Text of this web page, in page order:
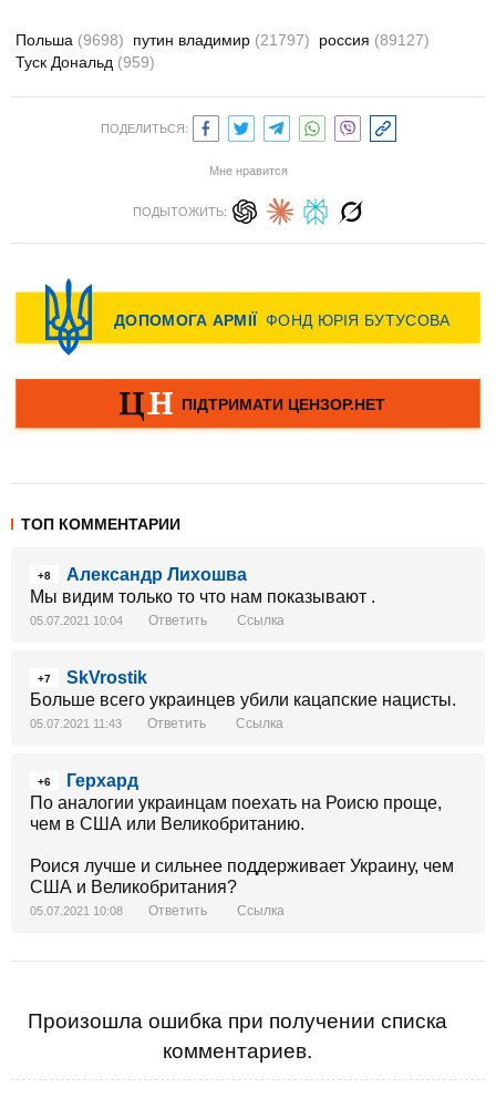
Польша (9698) путин владимир (21797) россия (89127)
Туск Дональд (959)
ПОДЕЛИТЬСЯ:
Мне нравится
ПОДЫТОЖИТЬ:
ТОП КОММЕНТАРИИ
+8
Александр Лихошва
Мы видим только то что нам показывают .
05.07.2021 10:04 Ответить Ссылка
+7
SkVrostik
Больше всего украинцев убили кацапские нацисты.
05.07.2021 11:43 Ответить Ссылка
+6
Герхард
По аналогии украинцам поехать на Роисю проще,
чем в США или Великобританию.
Роися лучше и сильнее поддерживает Украину, чем
США и Великобритания?
05.07.2021 10:08 Ответить Ссылка
Произошла ошибка при получении списка
комментариев.